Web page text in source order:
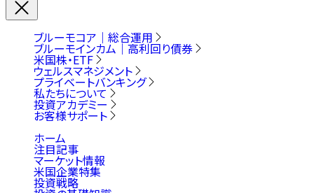
ブルーモコア｜総合運用
ブルーモインカム｜高利回り債券
米国株・ETF
ウェルスマネジメント
プライベートバンキング
私たちについて
投資アカデミー
お客様サポート
ホーム
注目記事
マーケット情報
米国企業特集
投資戦略